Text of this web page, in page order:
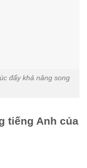
đẩy khả năng song
tiếng Anh của